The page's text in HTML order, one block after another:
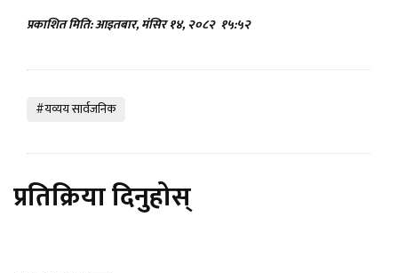
प्रकाशित मिति: आइतबार, मंसिर १४, २०८२ १५:५२
#यव्यय सार्वजनिक
प्रतिक्रिया दिनुहोस्